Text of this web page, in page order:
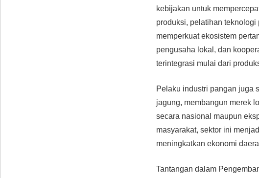
kebijakan untuk
produksi, pelatihan
memperkuat ekosistem
pengusaha lokal, dan
terintegrasi mulai dari
Pelaku industri pangan juga
jagung, membangun merek
secara nasional maupun
masyarakat, sektor ini
meningkatkan ekonomi
Tantangan dalam